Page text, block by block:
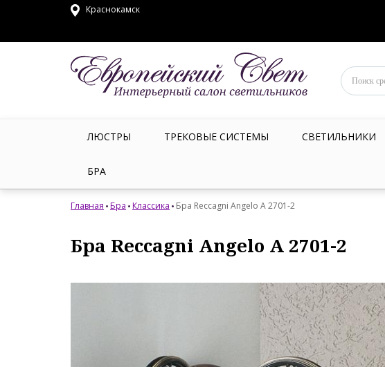
Краснокамск
ЛЮСТРЫ ТРЕКОВЫЕ СИСТЕМЫ СВЕТИЛЬНИКИ
БРА
Главная Бра Классика Бра Reccagni Angelo A 2701-2
Бра Reccagni Angelo A 2701-2